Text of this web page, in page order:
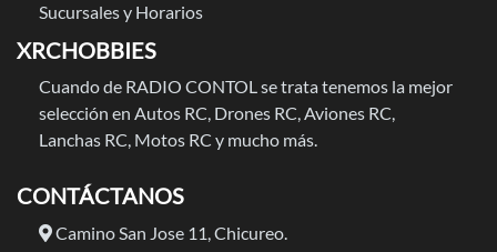
Sucursales y Horarios
XRCHOBBIES
Cuando de RADIO CONTOL se trata tenemos la mejor
selección en Autos RC, Drones RC, Aviones RC,
Lanchas RC, Motos RC y mucho más.
CONTÁCTANOS
Camino San Jose 11, Chicureo.